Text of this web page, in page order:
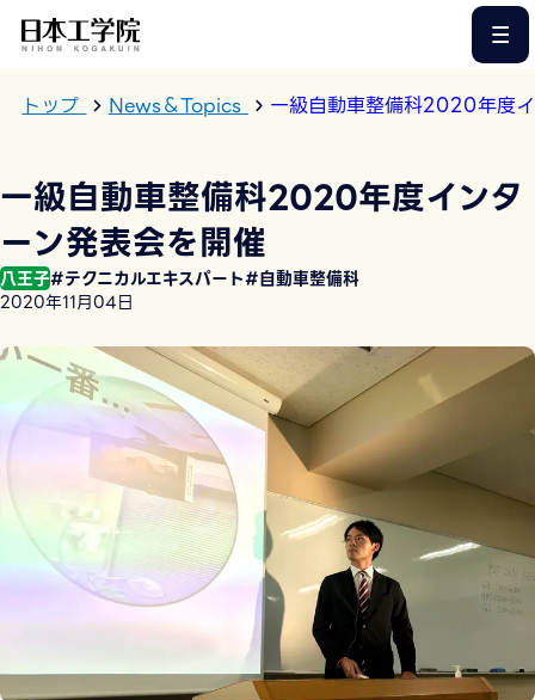
トップ News＆Topics 一級自動車整備科2020年度
一級自動車整備科2020年度インタ
ーン発表会を開催
八王子#テクニカルエキスパート#自動車整備科
2020年11月04日